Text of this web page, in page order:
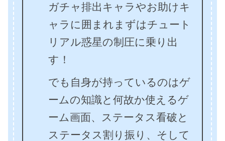
ガチャ排出キャラやお助けキ
ャラに囲まれまずはチュート
リアル惑星の制圧に乗り出
す！
でも自身が持っているのはゲ
ームの知識と何故か使えるゲ
ーム画面、ステータス看破と
ステータス割り振り、そして